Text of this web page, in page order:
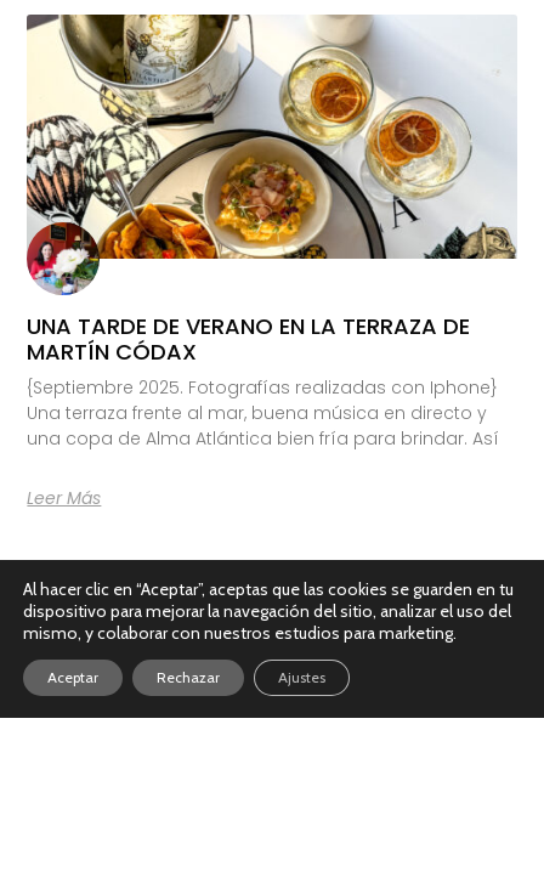
UNA TARDE DE VERANO EN LA TERRAZA DE
MARTÍN CÓDAX
{Septiembre 2025. Fotografías realizadas con Iphone}
Una terraza frente al mar, buena música en directo y
una copa de Alma Atlántica bien fría para brindar. Así
Leer Más
Al hacer clic en “Aceptar”, aceptas que las cookies se guarden en tu
dispositivo para mejorar la navegación del sitio, analizar el uso del
mismo, y colaborar con nuestros estudios para marketing.
Aceptar Rechazar Ajustes